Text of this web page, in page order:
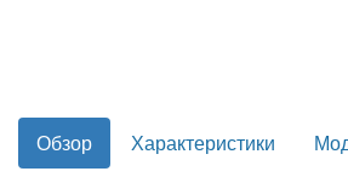
Обзор Характеристики